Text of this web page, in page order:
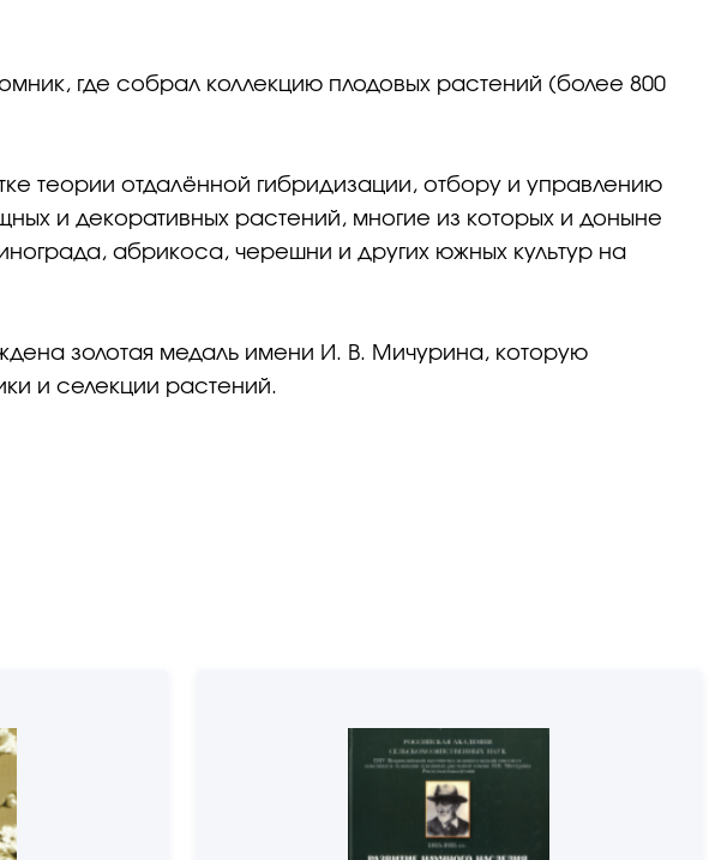
где собрал коллекцию плодовых растений (более 800
теории отдалённой гибридизации, отбору и управлению
и декоративных растений, многие из которых и доныне
абрикоса, черешни и других южных культур на
золотая медаль имени И. В. Мичурина, которую
и селекции растений.